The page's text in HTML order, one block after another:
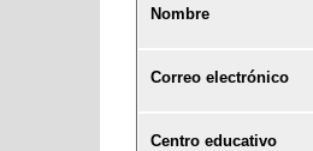
Nombre
Correo electrónico
Centro educativo